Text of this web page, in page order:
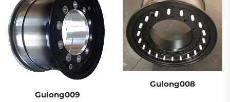
Gulong009
Gulong008